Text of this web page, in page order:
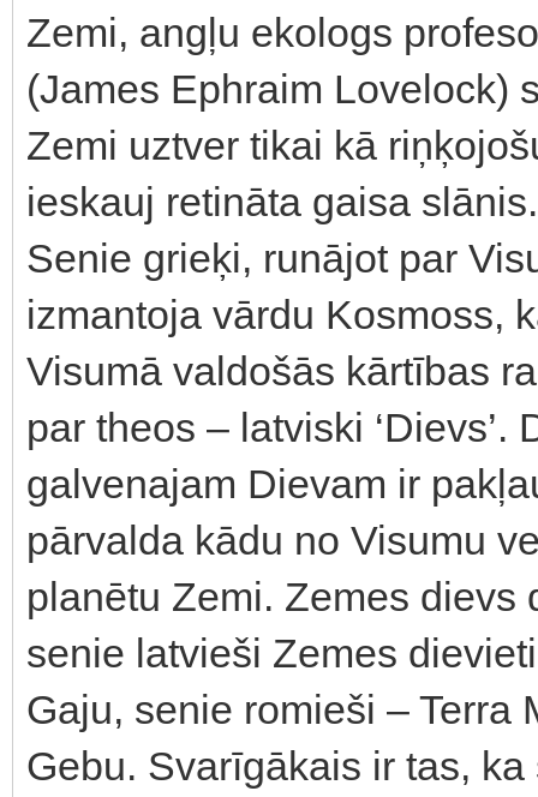
Zemi, angļu ekologs
(James Ephraim Lovelock)
Zemi uztver tikai kā
ieskauj retināta gaisa slānis.
Senie grieķi, runājot par
izmantoja vārdu Kosmoss,
Visumā valdošās kārtības
par theos – latviski
galvenajam Dievam ir
pārvalda kādu no Visumu
planētu Zemi. Zemes dievs
senie latvieši Zemes
Gaju, senie romieši – Terra
Gebu. Svarīgākais ir tas,